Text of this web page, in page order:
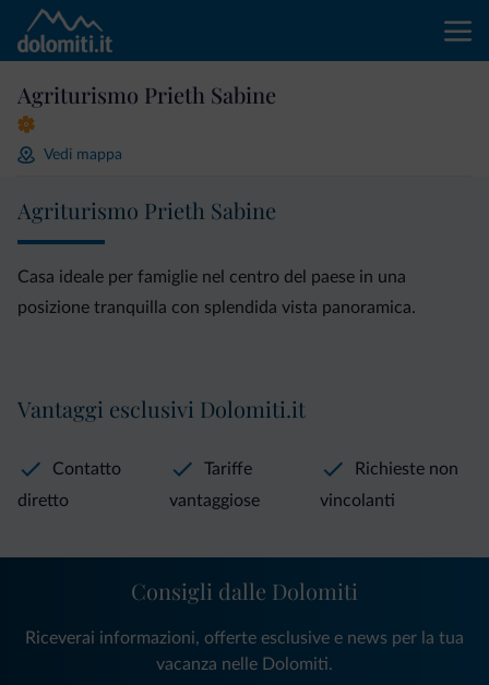
Agriturismo Prieth Sabine
Vedi mappa
Agriturismo Prieth Sabine
Casa ideale per famiglie nel centro del paese in una
posizione tranquilla con splendida vista panoramica.
Vantaggi esclusivi Dolomiti.it
Contatto
diretto
Tariffe
vantaggiose
Richieste non
vincolanti
Consigli dalle Dolomiti
Riceverai informazioni, offerte esclusive e news per la tua
vacanza nelle Dolomiti.